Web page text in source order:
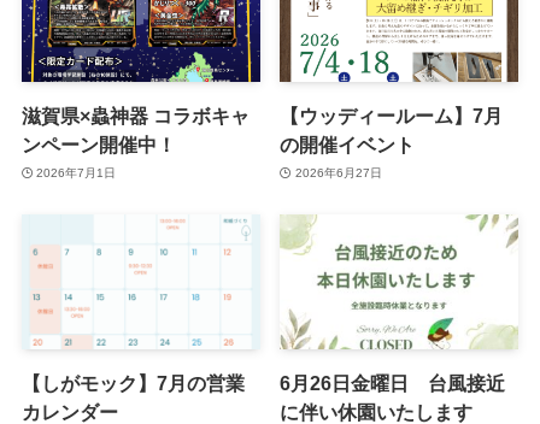
滋賀県×蟲神器 コラボキャ
ンペーン開催中！
2026年7月1日
【ウッディールーム】7月
の開催イベント
2026年6月27日
【しがモック】7月の営業
カレンダー
6月26日金曜日 台風接近
に伴い休園いたします